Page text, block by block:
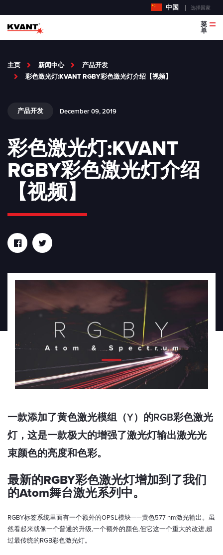
中国 选择国家
菜
单
主页 新闻中心
产品开发
彩色激光灯:KVANT RGBY彩色激光灯介绍【视频】
产品开发 December 09, 2019
彩色激光灯:KVANT
RGBY彩色激光灯介绍
【视频】
一款添加了黄色激光模组（Y）的RGB彩色激光
灯，这是一款极大的增强了激光灯输出激光光
束颜色的亮度和色彩。
最新的RGBY彩色激光灯增加到了我们
的Atom舞台激光系列中。
RGBY标签系统里面有一个额外的OPSL模块——黄色577 nm激光输出。虽
然看起来就像一个普通的升级,一个额外的颜色,但它这一个重大的改进,超
过最传统的RGB彩色激光灯。